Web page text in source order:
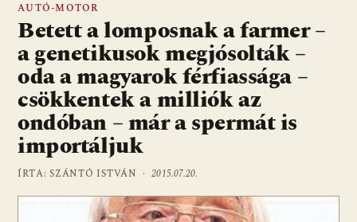
AUTÓ-MOTOR
Betett a lomposnak a farmer –
a genetikusok megjósolták –
oda a magyarok férfiassága –
csökkentek a milliók az
ondóban – már a spermát is
importáljuk
ÍRTA: SZÁNTÓ ISTVÁN ·2015.07.20.